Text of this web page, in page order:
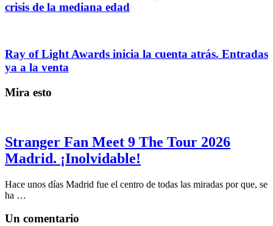
crisis de la mediana edad
Ray of Light Awards inicia la cuenta atrás. Entradas
ya a la venta
Mira esto
Stranger Fan Meet 9 The Tour 2026
Madrid. ¡Inolvidable!
Hace unos días Madrid fue el centro de todas las miradas por que, se
ha …
Un comentario